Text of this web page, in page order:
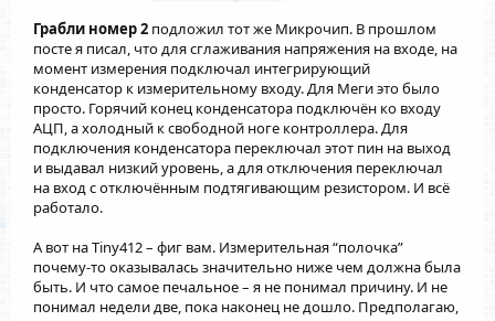
Грабли номер 2 подложил тот же Микрочип. В прошлом
посте я писал, что для сглаживания напряжения на входе, на
момент измерения подключал интегрирующий
конденсатор к измерительному входу. Для Меги это было
просто. Горячий конец конденсатора подключён ко входу
АЦП, а холодный к свободной ноге контроллера. Для
подключения конденсатора переключал этот пин на выход
и выдавал низкий уровень, а для отключения переключал
на вход с отключённым подтягивающим резистором. И всё
работало.
А вот на Tiny412 – фиг вам. Измерительная “полочка”
почему-то оказывалась значительно ниже чем должна была
быть. И что самое печальное – я не понимал причину. И не
понимал недели две, пока наконец не дошло. Предполагаю,